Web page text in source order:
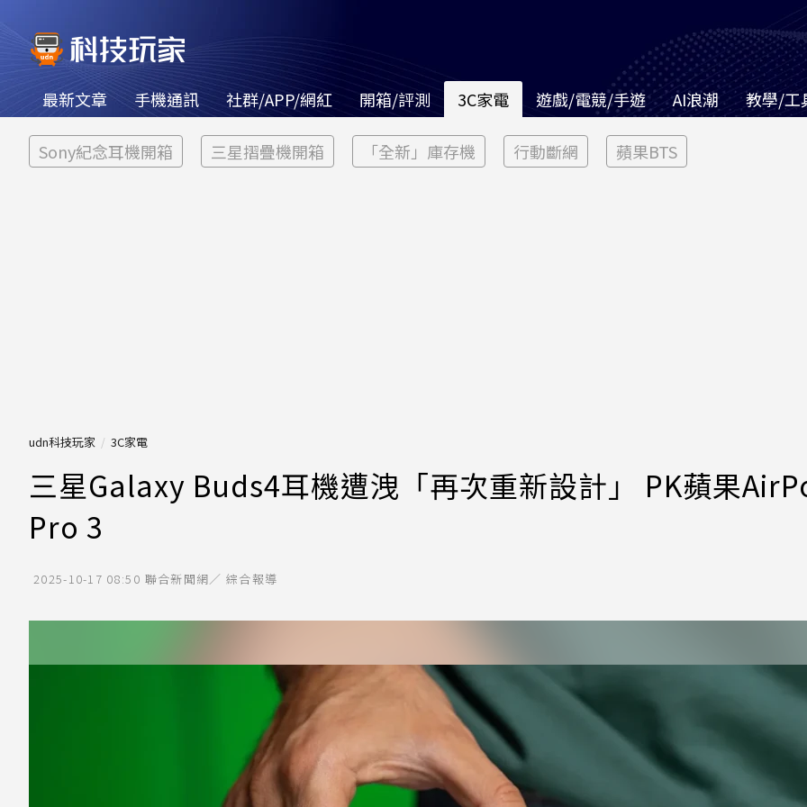
最新文章 手機通訊 社群/APP/網紅 開箱/評測 3C家電 遊戲/電競/手遊 AI浪潮 教學/工
Sony紀念耳機開箱 三星摺疊機開箱 「全新」庫存機 行動斷網 蘋果BTS
udn科技玩家 3C家電
三星Galaxy Buds4耳機遭洩「再次重新設計」 PK蘋果
Pro 3
2025-10-17 08:50 聯合新聞網／ 綜合報導